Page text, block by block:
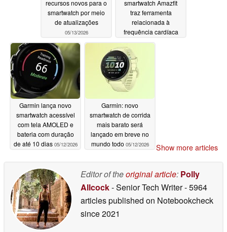
recursos novos para o
smartwatch por meio
de atualizações
05/13/2026
smartwatch Amazfit
traz ferramenta
relacionada à
frequência cardíaca
para os usuários
Garmin lança novo
smartwatch acessível
com tela AMOLED e
bateria com duração
de até 10 dias 05/12/2026
Garmin: novo
smartwatch de corrida
mais barato será
lançado em breve no
mundo todo 05/12/2026 Show more articles
Editor of theoriginal article: Polly
Allcock- Senior Tech Writer- 5964
articles published on Notebookcheck
since 2021